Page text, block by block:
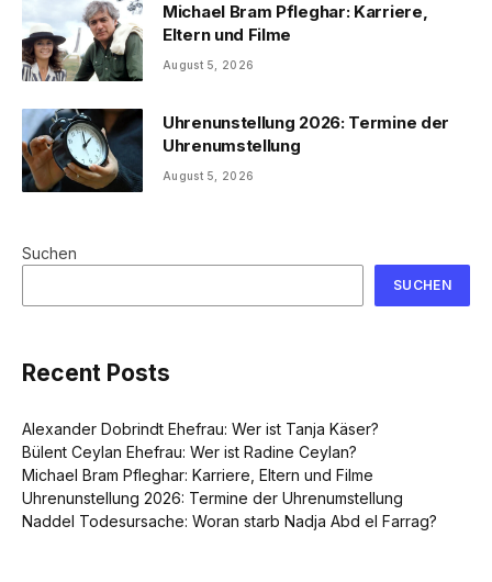
Michael Bram Pfleghar: Karriere,
Eltern und Filme
August 5, 2026
Uhrenunstellung 2026: Termine der
Uhrenumstellung
August 5, 2026
Suchen
SUCHEN
Recent Posts
Alexander Dobrindt Ehefrau: Wer ist Tanja Käser?
Bülent Ceylan Ehefrau: Wer ist Radine Ceylan?
Michael Bram Pfleghar: Karriere, Eltern und Filme
Uhrenunstellung 2026: Termine der Uhrenumstellung
Naddel Todesursache: Woran starb Nadja Abd el Farrag?